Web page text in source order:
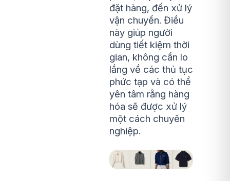
đặt hàng, đến xử lý
vận chuyển. Điều
này giúp người
dùng tiết kiệm thời
gian, không cần lo
lắng về các thủ tục
phức tạp và có thể
yên tâm rằng hàng
hóa sẽ được xử lý
một cách chuyên
nghiệp.